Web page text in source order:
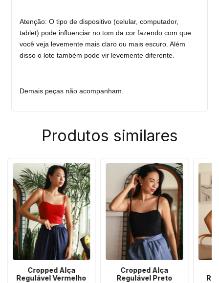
Atenção: O tipo de dispositivo (celular, computador,
tablet) pode influenciar no tom da cor fazendo com que
você veja levemente mais claro ou mais escuro. Além
disso o lote também pode vir levemente diferente.
Demais peças não acompanham.
Produtos similares
Cropped Alça
Regulável Vermelho
Cropped Alça
Regulável Preto